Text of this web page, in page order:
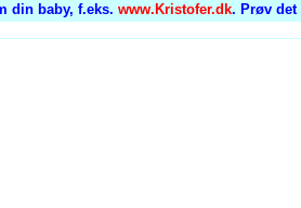
din baby, f.eks. www.Kristofer.dk. Prøv det